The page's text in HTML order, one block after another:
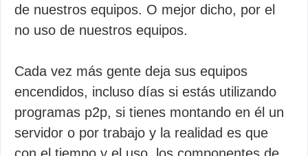
de nuestros equipos. O mejor dicho, por el
no uso de nuestros equipos.
Cada vez más gente deja sus equipos
encendidos, incluso días si estás utilizando
programas p2p, si tienes montando en él un
servidor o por trabajo y la realidad es que